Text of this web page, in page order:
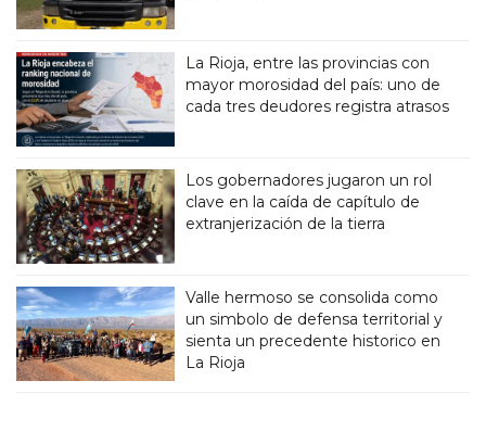
La Rioja, entre las provincias con
mayor morosidad del país: uno de
cada tres deudores registra atrasos
Los gobernadores jugaron un rol
clave en la caída de capítulo de
extranjerización de la tierra
Valle hermoso se consolida como
un simbolo de defensa territorial y
sienta un precedente historico en
La Rioja